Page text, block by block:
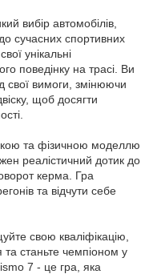
вибір автомобілів,
сучасних спортивних
унікальні
поведінку на трасі. Ви
свої вимоги, змінюючи
щоб досягти
та фізичною моделлю
реалістичний дотик до
керма. Гра
та відчути себе
свою кваліфікацію,
станьте чемпіоном у
7 - це гра, яка